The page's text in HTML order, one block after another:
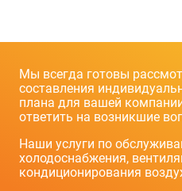
Мы всегда готовы
составления
плана для вашей
ответить на возникшие
Наши услуги по
холодоснабжения,
кондиционирования